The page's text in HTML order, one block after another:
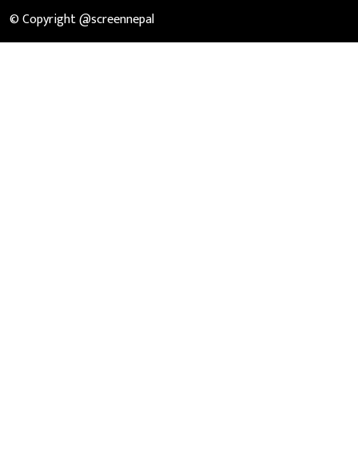
© Copyright @screennepal